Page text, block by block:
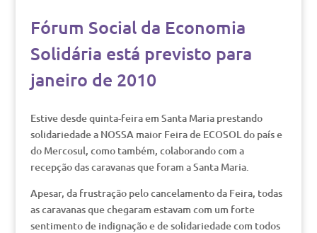
Fórum Social da Economia
Solidária está previsto para
janeiro de 2010
Estive desde quinta-feira em Santa Maria prestando
solidariedade a NOSSA maior Feira de ECOSOL do país e
do Mercosul, como também, colaborando com a
recepção das caravanas que foram a Santa Maria.
Apesar, da frustração pelo cancelamento da Feira, todas
as caravanas que chegaram estavam com um forte
sentimento de indignação e de solidariedade com todos